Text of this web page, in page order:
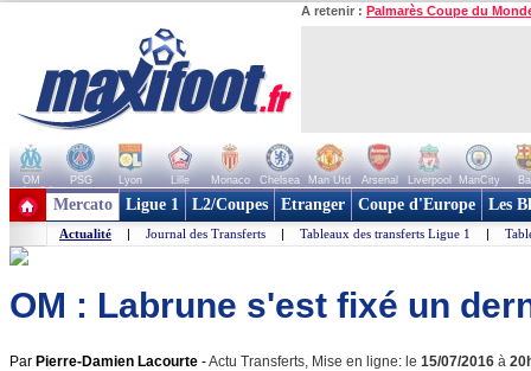
A retenir : Palmarès Coupe du
OM PSG Lyon Lille Monaco Chelsea Man Utd Arsenal Liverpool ManCity
+ de clubs
Mercato Ligue 1 L2/Coupes Etranger Coupe d'Europe Les
Actualité | Journal des Transferts | Tableaux des transferts Ligue 1 |
OM : Labrune s'est fixé un
Par Pierre-Damien Lacourte -Actu Transferts, Mise en ligne: le 15/07/2016 à